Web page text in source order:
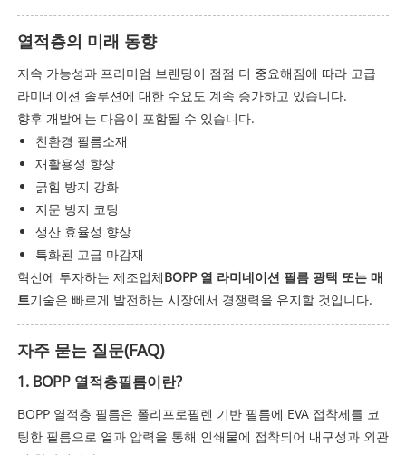
열적층의 미래 동향
지속 가능성과 프리미엄 브랜딩이 점점 더 중요해짐에 따라 고급
라미네이션 솔루션에 대한 수요도 계속 증가하고 있습니다.
향후 개발에는 다음이 포함될 수 있습니다.
친환경 필름소재
재활용성 향상
긁힘 방지 강화
지문 방지 코팅
생산 효율성 향상
특화된 고급 마감재
혁신에 투자하는 제조업체BOPP 열 라미네이션 필름 광택 또는 매
트기술은 빠르게 발전하는 시장에서 경쟁력을 유지할 것입니다.
자주 묻는 질문(FAQ)
1. BOPP 열적층필름이란?
BOPP 열적층 필름은 폴리프로필렌 기반 필름에 EVA 접착제를 코
팅한 필름으로 열과 압력을 통해 인쇄물에 접착되어 내구성과 외관